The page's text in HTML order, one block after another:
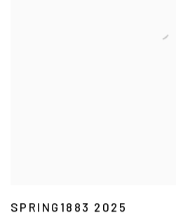
SPRING1883 2025